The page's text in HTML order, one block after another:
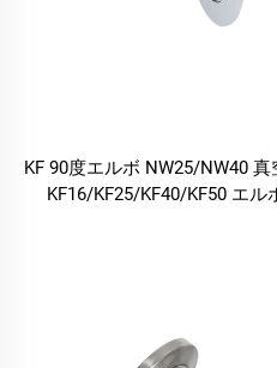
KF 90度エルボ NW25/NW40
KF16/KF25/KF40/KF50 エル